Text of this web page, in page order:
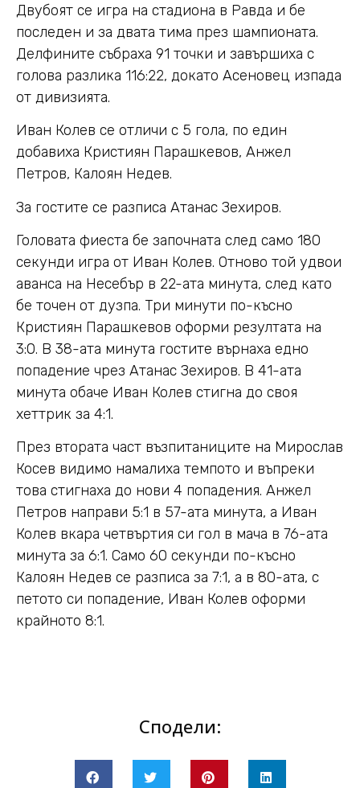
Двубоят се игра на стадиона в Равда и бе
последен и за двата тима през шампионата.
Делфините събраха 91 точки и завършиха с
голова разлика 116:22, докато Асеновец изпада
от дивизията.
Иван Колев се отличи с 5 гола, по един
добавиха Кристиян Парашкевов, Анжел
Петров, Калоян Недев.
За гостите се разписа Атанас Зехиров.
Головата фиеста бе започната след само 180
секунди игра от Иван Колев. Отново той удвои
аванса на Несебър в 22-ата минута, след като
бе точен от дузпа. Три минути по-късно
Кристиян Парашкевов оформи резултата на
3:0. В 38-ата минута гостите върнаха едно
попадение чрез Атанас Зехиров. В 41-ата
минута обаче Иван Колев стигна до своя
хеттрик за 4:1.
През втората част възпитаниците на Мирослав
Косев видимо намалиха темпото и въпреки
това стигнаха до нови 4 попадения. Анжел
Петров направи 5:1 в 57-ата минута, а Иван
Колев вкара четвъртия си гол в мача в 76-ата
минута за 6:1. Само 60 секунди по-късно
Калоян Недев се разписа за 7:1, а в 80-ата, с
петото си попадение, Иван Колев оформи
крайното 8:1.
Сподели: